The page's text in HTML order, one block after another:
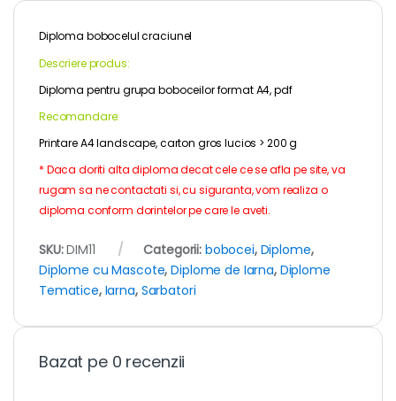
Diploma bobocelul craciunel
Descriere produs:
Diploma pentru grupa boboceilor format A4, pdf
Recomandare:
Printare A4 landscape, carton gros lucios > 200 g
* Daca doriti alta diploma decat cele ce se afla pe site, va
rugam sa ne contactati si, cu siguranta, vom realiza o
diploma conform dorintelor pe care le aveti.
SKU:DIM11 Categorii: bobocei, Diplome,
Diplome cu Mascote,Diplome de Iarna, Diplome
Tematice, Iarna, Sarbatori
Bazat pe 0 recenzii